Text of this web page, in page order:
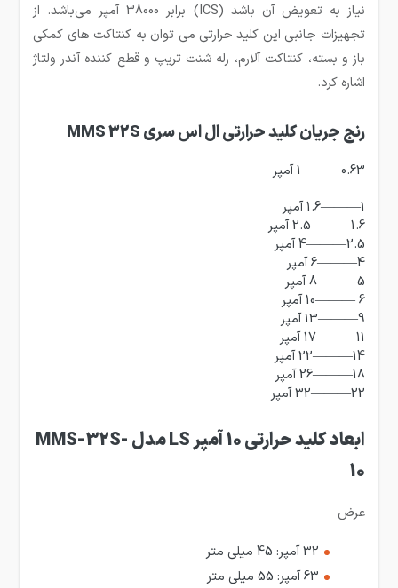
نیاز به تعویض آن باشد (ICS) برابر 38000 آمپر می‌باشد. از
تجهیزات جانبی این کلید حرارتی می توان به کنتاکت های کمکی
باز و بسته، کنتاکت آلارم، رله شنت تریپ و قطع کننده آندر ولتاژ
اشاره کرد.
رنج جریان کلید حرارتی ال اس سری MMS 32S
0.63———1 آمپر
1———1.6 آمپر
1.6———2.5 آمپر
2.5———4 آمپر
4———6 آمپر
5———8 آمپر
6 ———10 آمپر
9———13 آمپر
11———17 آمپر
14———22 آمپر
18———26 آمپر
22———32 آمپر
ابعاد کلید حرارتی 10 آمپر LS مدل MMS-32S-
10
عرض
32 آمپر: 45 میلی متر
63 آمپر: 55 میلی متر